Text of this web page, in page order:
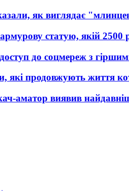
як виглядає
статую, якій 2500
до соцмереж з
які продовжують життя
аматор виявив